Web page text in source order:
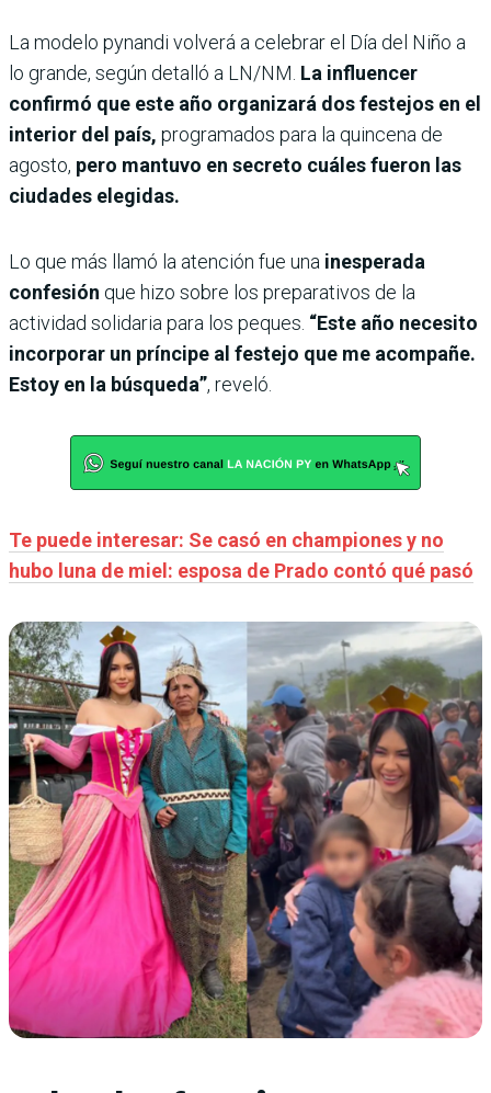
La modelo pynandi volverá a celebrar el Día del Niño a
lo grande, según detalló a LN/NM. La influencer
confirmó que este año organizará dos festejos en el
interior del país, programados para la quincena de
agosto, pero mantuvo en secreto cuáles fueron las
ciudades elegidas.
Lo que más llamó la atención fue una inesperada
confesión que hizo sobre los preparativos de la
actividad solidaria para los peques. “Este año necesito
incorporar un príncipe al festejo que me acompañe.
Estoy en la búsqueda”, reveló.
Te puede interesar: Se casó en championes y no
hubo luna de miel: esposa de Prado contó qué pasó